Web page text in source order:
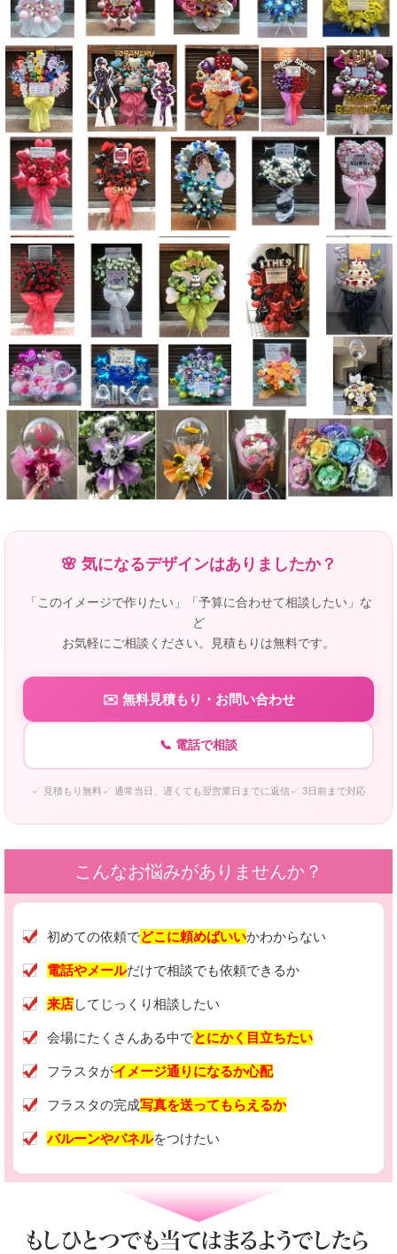
🌸 気になるデザインはありましたか？
「このイメージで作りたい」「予算に合わせて相談したい」な
ど
お気軽にご相談ください。見積もりは無料です。
✉️ 無料見積もり・お問い合わせ
📞 電話で相談
✓ 見積もり無料✓ 通常当日、遅くても翌営業日までに返信✓ 3日前まで対応
こんなお悩みがありませんか？
初めての依頼でどこに頼めばいいかわからない
電話やメールだけで相談でも依頼できるか
来店してじっくり相談したい
会場にたくさんある中でとにかく目立ちたい
フラスタがイメージ通りになるか心配
フラスタの完成写真を送ってもらえるか
バルーンやパネルをつけたい